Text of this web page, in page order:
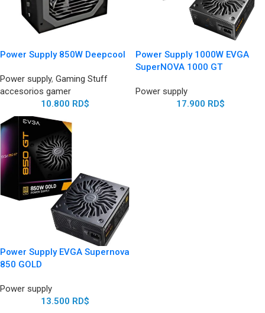
Power Supply 850W Deepcool
Power supply, Gaming Stuff
accesorios gamer
10.800 RD$
Power Supply 1000W EVGA
SuperNOVA 1000 GT
Power supply
17.900 RD$
Power Supply EVGA Supernova
850 GOLD
Power supply
13.500 RD$